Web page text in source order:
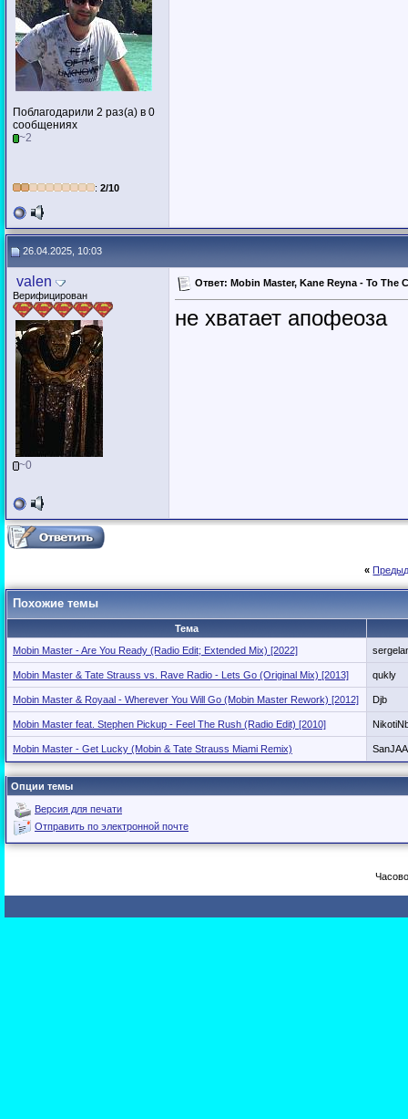
Поблагодарили 2 раз(а) в 0
сообщениях
~2
: 2/10
26.04.2025, 10:03
valen
Верифицирован
~0
Ответ: Mobin Master, Kane Reyna - To The
не хватает апофеоза
«
Похожие темы
Тема
Mobin Master - Are You Ready (Radio Edit; Extended Mix) [2022]
Mobin Master & Tate Strauss vs. Rave Radio - Lets Go (Original Mix) [2013] qukly
Mobin Master & Royaal - Wherever You Will Go (Mobin Master Rework) [2012] Djb
Mobin Master feat. Stephen Pickup - Feel The Rush (Radio Edit) [2010]
Mobin Master - Get Lucky (Mobin & Tate Strauss Miami Remix) SanJAA
Опции темы
Версия для печати
Отправить по электронной почте